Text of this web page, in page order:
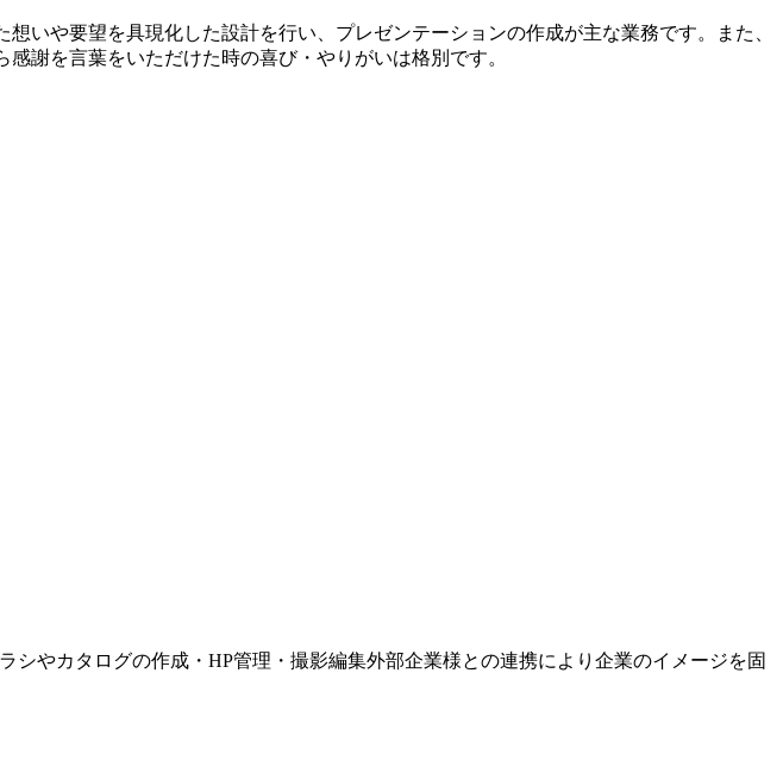
いや要望を具現化した設計を行い、プレゼンテーションの作成が主な業務です。また、
謝を言葉をいただけた時の喜び・やりがいは格別です。
やカタログの作成・HP管理・撮影編集外部企業様との連携により企業のイメージを固